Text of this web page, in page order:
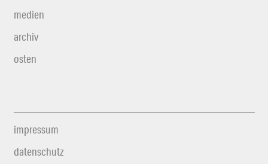
medien
archiv
osten
impressum
datenschutz